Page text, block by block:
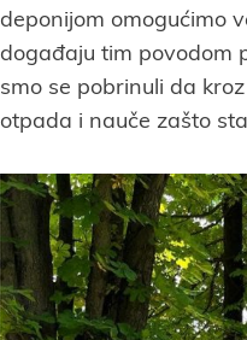
deponijom omogućimo
događaju tim povodom
smo se pobrinuli da
otpada i nauče zašto